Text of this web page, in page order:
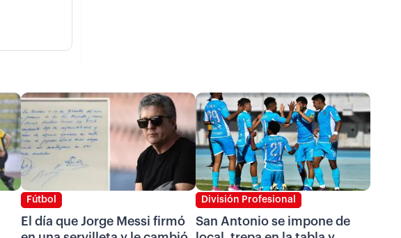
Fútbol
El día que Jorge Messi firmó
División Profesional
San Antonio se impone de